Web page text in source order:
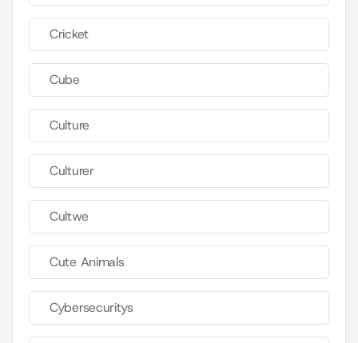
Cricket
Cube
Culture
Culturer
Cultwe
Cute Animals
Cybersecuritys